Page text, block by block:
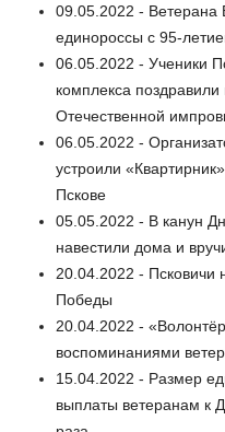
09.05.2022 - Ветерана
единороссы с 95-
06.05.2022 - Ученики
комплекса
Отечественной
06.05.2022 -
устроили
Пскове
05.05.2022 - В канун
навестили дома и
20.04.2022 - Псковичи
Победы
20.04.2022 -
воспоминаниями
15.04.2022 - Размер
выплаты ветеранам к